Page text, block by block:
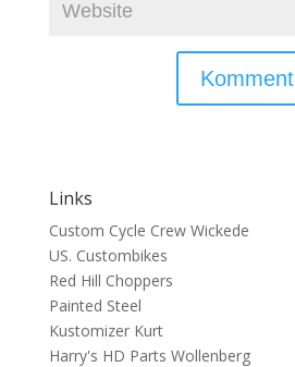
Links
Custom Cycle Crew Wickede
US. Custombikes
Red Hill Choppers
Painted Steel
Kustomizer Kurt
Harry's HD Parts Wollenberg